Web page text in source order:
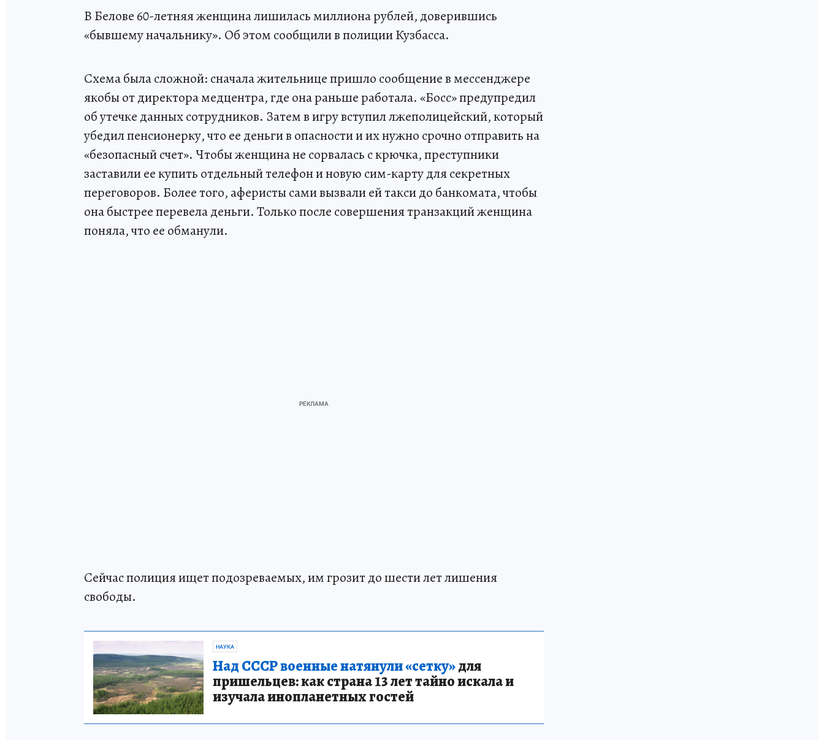
В Белове 60-летняя женщина лишилась миллиона рублей, доверившись
«бывшему начальнику». Об этом сообщили в полиции Кузбасса.
Схема была сложной: сначала жительнице пришло сообщение в мессенджере
якобы от директора медцентра, где она раньше работала. «Босс» предупредил
об утечке данных сотрудников. Затем в игру вступил лжеполицейский, который
убедил пенсионерку, что ее деньги в опасности и их нужно срочно отправить на
«безопасный счет». Чтобы женщина не сорвалась с крючка, преступники
заставили ее купить отдельный телефон и новую сим-карту для секретных
переговоров. Более того, аферисты сами вызвали ей такси до банкомата, чтобы
она быстрее перевела деньги. Только после совершения транзакций женщина
поняла, что ее обманули.
Сейчас полиция ищет подозреваемых, им грозит до шести лет лишения
свободы.
НАУКА
Над СССР военные натянули «сетку»для
пришельцев: как страна 13 лет тайно искала и
изучала инопланетных гостей